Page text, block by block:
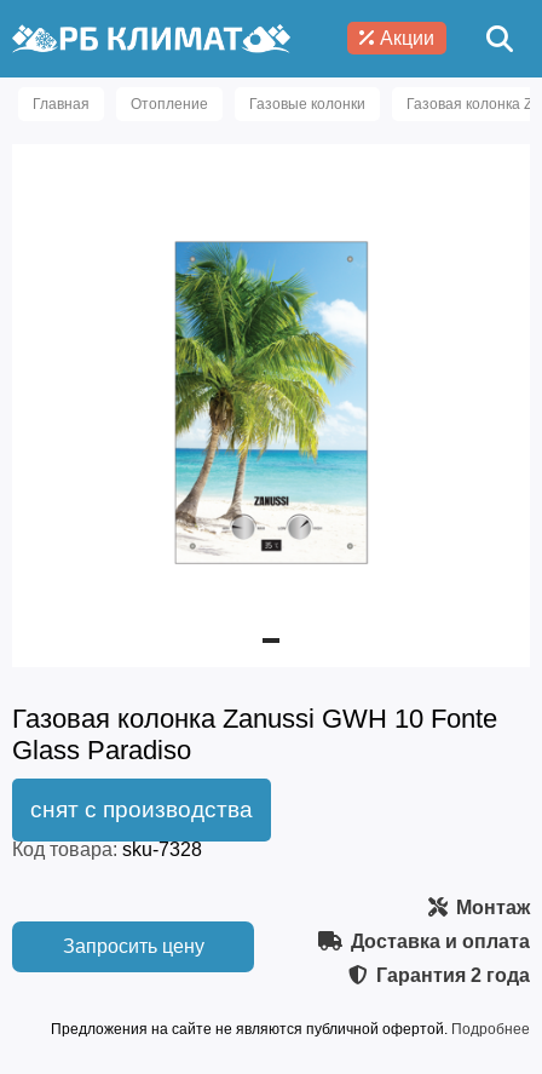
Акции
Главная Отопление Газовые колонки Газовая колонка
Газовая колонка Zanussi GWH 10 Fonte
Glass Paradiso
Код товара: sku-7328
Запросить цену
Монтаж
Доставка и оплата
Гарантия 2 года
Предложения на сайте не являются публичной офертой. Подробнее